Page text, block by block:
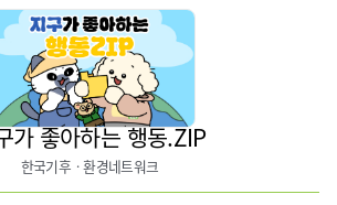
가 좋아하는 행동.ZIP
한국기후ㆍ환경네트워크